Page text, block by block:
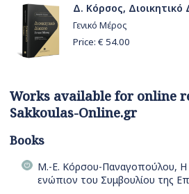
Δ. Κόρσος, Διοικητικό
Γενικό Μέρος
Price: € 54.00
Works available for online
Sakkoulas-Online.gr
Books
Μ.-Ε. Κόρσου-Παναγοπούλου, Η
ενώπιον του Συμβουλίου της